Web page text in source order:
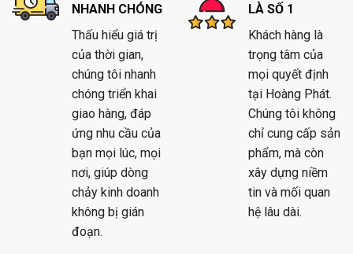
NHANH CHÓNG
Thấu hiểu giá trị
của thời gian,
chúng tôi nhanh
chóng triển khai
giao hàng, đáp
ứng nhu cầu của
bạn mọi lúc, mọi
nơi, giúp dòng
chảy kinh doanh
không bị gián
đoạn.
LÀ SỐ 1
Khách hàng là
trọng tâm của
mọi quyết định
tại Hoàng Phát.
Chúng tôi không
chỉ cung cấp sản
phẩm, mà còn
xây dựng niềm
tin và mối quan
hệ lâu dài.